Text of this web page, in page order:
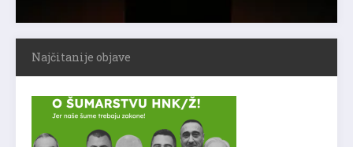
Najčitanije objave